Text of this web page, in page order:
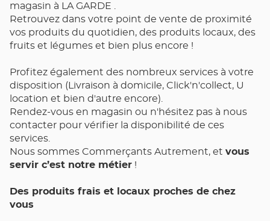
magasin à LA GARDE .
Retrouvez dans votre point de vente de proximité
vos produits du quotidien, des produits locaux, des
fruits et légumes et bien plus encore !
Profitez également des nombreux services à votre
disposition (Livraison à domicile, Click'n'collect, U
location et bien d'autre encore).
Rendez-vous en magasin ou n'hésitez pas à nous
contacter pour vérifier la disponibilité de ces
services.
Nous sommes Commerçants Autrement, et vous
servir c’est notre métier !
Des produits frais et locaux proches de chez
vous